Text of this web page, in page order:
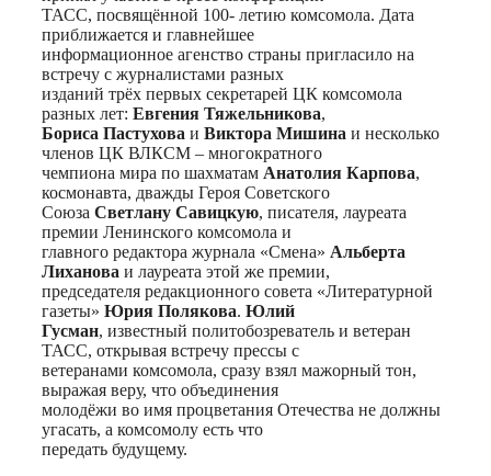
ТАСС, посвящённой 100- летию комсомола. Дата
приближается и главнейшее
информационное агенство страны пригласило на
встречу с журналистами разных
изданий трёх первых секретарей ЦК комсомола
разных лет: Евгения Тяжельникова,
Бориса Пастухова и Виктора Мишина и несколько
членов ЦК ВЛКСМ – многократного
чемпиона мира по шахматам Анатолия Карпова,
космонавта, дважды Героя Советского
Союза Светлану Савицкую, писателя, лауреата
премии Ленинского комсомола и
главного редактора журнала «Смена» Альберта
Лиханова и лауреата этой же премии,
председателя редакционного совета «Литературной
газеты» Юрия Полякова. Юлий
Гусман, известный политобозреватель и ветеран
ТАСС, открывая встречу прессы с
ветеранами комсомола, сразу взял мажорный тон,
выражая веру, что объединения
молодёжи во имя процветания Отечества не должны
угасать, а комсомолу есть что
передать будущему.